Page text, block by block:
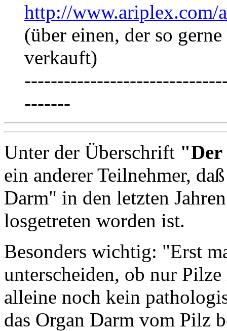
http://www.ariplex.com/
(über einen, der so
verkauft)
-------
Unter der Überschrift "Der
ein anderer Teilnehmer,
Darm" in den letzten
losgetreten worden ist.
Besonders wichtig: "Erst
unterscheiden, ob nur
alleine noch kein
das Organ Darm vom Pilz